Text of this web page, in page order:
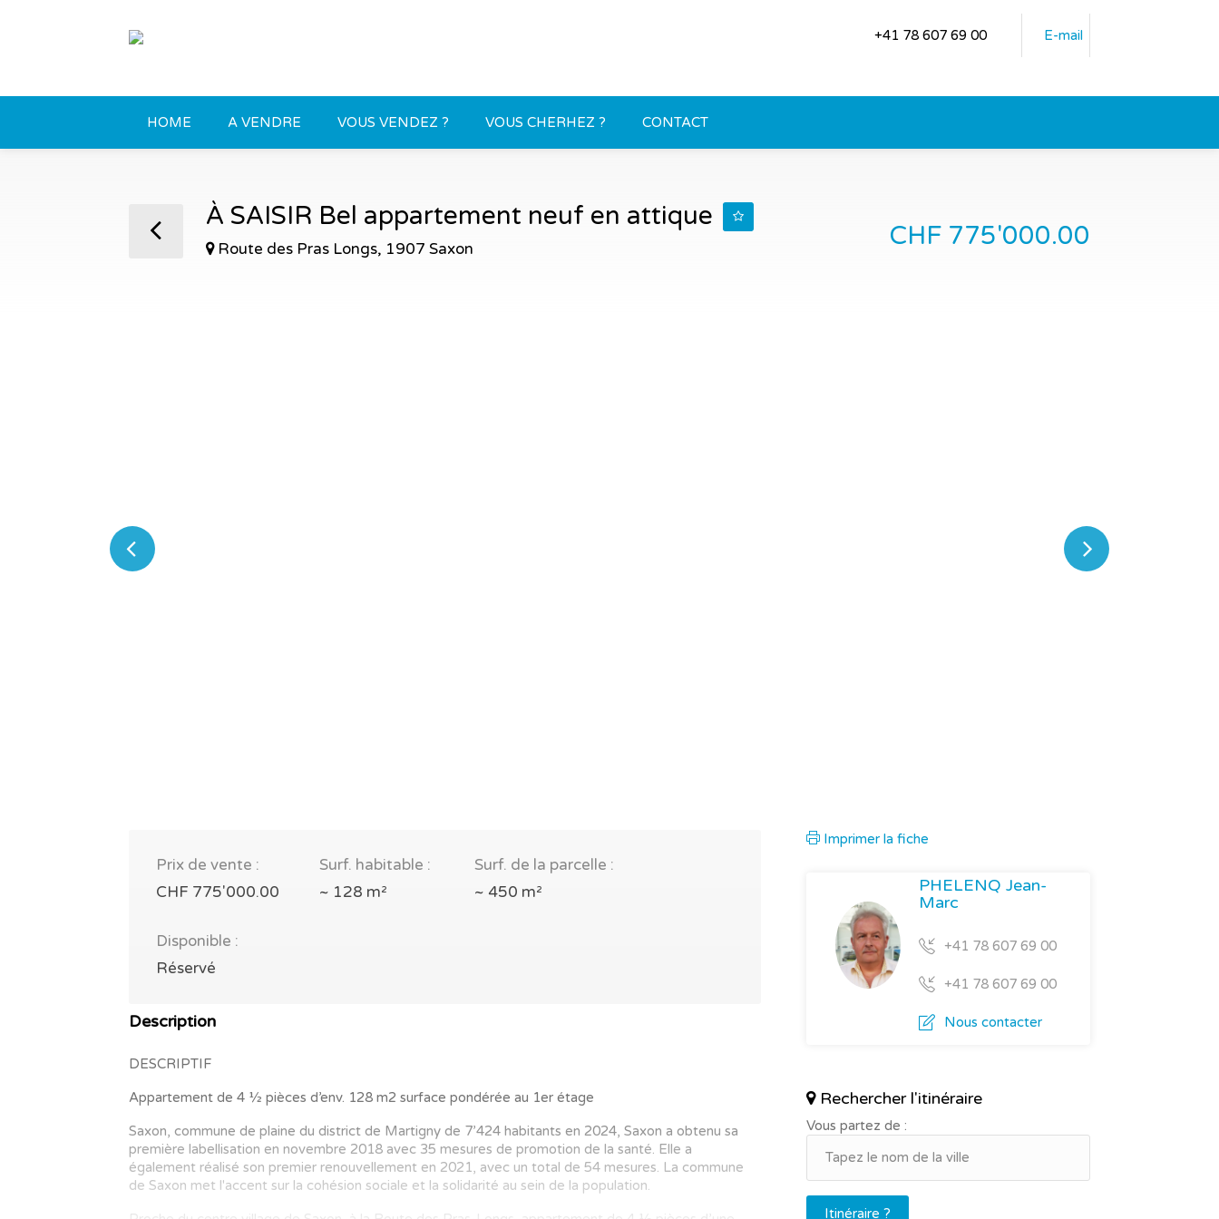
+41 78 607 69 00 E-mail
HOME A VENDRE VOUS VENDEZ ? VOUS CHERHEZ ? CONTACT
À SAISIR Bel appartement neuf en attique
Route des Pras Longs, 1907 Saxon CHF 775'000.00
Prix de vente :
CHF 775'000.00
Surf. habitable :
~ 128 m²
Surf. de la parcelle :
~ 450 m²
Disponible :
Réservé
Description
DESCRIPTIF
Appartement de 4 ½ pièces d’env. 128 m2 surface pondérée au 1er étage
Saxon, commune de plaine du district de Martigny de 7’424 habitants en 2024, Saxon a obtenu sa
première labellisation en novembre 2018 avec 35 mesures de promotion de la santé. Elle a
également réalisé son premier renouvellement en 2021, avec un total de 54 mesures. La commune
de Saxon met l'accent sur la cohésion sociale et la solidarité au sein de la population.
Imprimer la fiche
PHELENQ Jean-
Marc
+41 78 607 69 00
+41 78 607 69 00
Nous contacter
Rechercher l'itinéraire
Vous partez de :
Itinéraire ?